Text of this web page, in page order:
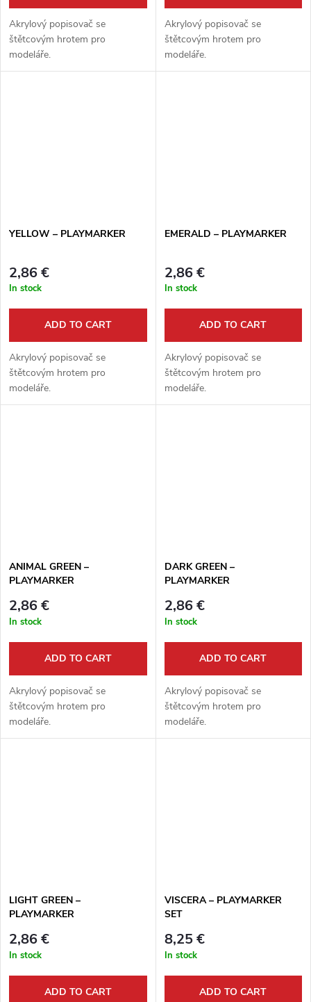
Akrylový popisovač se
štětcovým hrotem pro
modeláře.
Akrylový popisovač se
štětcovým hrotem pro
modeláře.
YELLOW – PLAYMARKER
2,86 €
In stock
ADD TO CART
Akrylový popisovač se
štětcovým hrotem pro
modeláře.
EMERALD – PLAYMARKER
2,86 €
In stock
ADD TO CART
Akrylový popisovač se
štětcovým hrotem pro
modeláře.
ANIMAL GREEN –
PLAYMARKER
2,86 €
In stock
ADD TO CART
Akrylový popisovač se
štětcovým hrotem pro
modeláře.
DARK GREEN –
PLAYMARKER
2,86 €
In stock
ADD TO CART
Akrylový popisovač se
štětcovým hrotem pro
modeláře.
LIGHT GREEN –
PLAYMARKER
2,86 €
In stock
ADD TO CART
VISCERA – PLAYMARKER
SET
8,25 €
In stock
ADD TO CART